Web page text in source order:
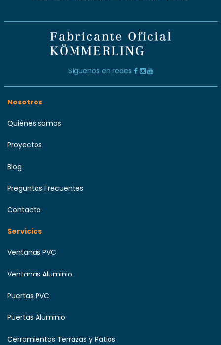
Síguenos en redes
Nosotros
Quiénes somos
Proyectos
Blog
Preguntas Frecuentes
Contacto
Servicios
Ventanas PVC
Ventanas Aluminio
Puertas PVC
Puertas Aluminio
Cerramientos Terrazas y Patios